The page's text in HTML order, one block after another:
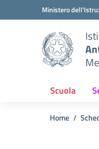
Vai ai contenuti
Vai al menu di navigazione
Ministero
Scuola
Home